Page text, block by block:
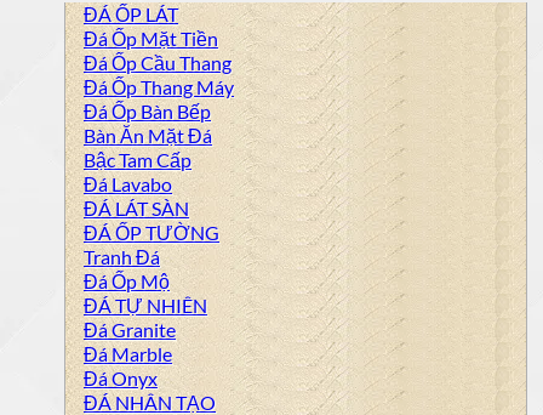
ĐÁ ỐP LÁT
Đá Ốp Mặt Tiền
Đá Ốp Cầu Thang
Đá Ốp Thang Máy
Đá Ốp Bàn Bếp
Bàn Ăn Mặt Đá
Bậc Tam Cấp
Đá Lavabo
ĐÁ LÁT SÀN
ĐÁ ỐP TƯỜNG
Tranh Đá
Đá Ốp Mộ
ĐÁ TỰ NHIÊN
Đá Granite
Đá Marble
Đá Onyx
ĐÁ NHÂN TẠO